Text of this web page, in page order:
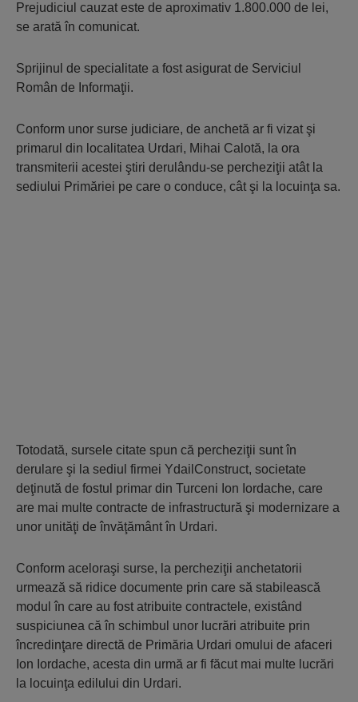
Prejudiciul cauzat este de aproximativ 1.800.000 de lei,
se arată în comunicat.
Sprijinul de specialitate a fost asigurat de Serviciul
Român de Informaţii.
Conform unor surse judiciare, de anchetă ar fi vizat şi
primarul din localitatea Urdari, Mihai Calotă, la ora
transmiterii acestei ştiri derulându-se percheziţii atât la
sediului Primăriei pe care o conduce, cât şi la locuinţa sa.
Totodată, sursele citate spun că percheziţii sunt în
derulare şi la sediul firmei YdailConstruct, societate
deţinută de fostul primar din Turceni Ion Iordache, care
are mai multe contracte de infrastructură şi modernizare a
unor unităţi de învăţământ în Urdari.
Conform aceloraşi surse, la percheziţii anchetatorii
urmează să ridice documente prin care să stabilească
modul în care au fost atribuite contractele, existând
suspiciunea că în schimbul unor lucrări atribuite prin
încredinţare directă de Primăria Urdari omului de afaceri
Ion Iordache, acesta din urmă ar fi făcut mai multe lucrări
la locuinţa edilului din Urdari.